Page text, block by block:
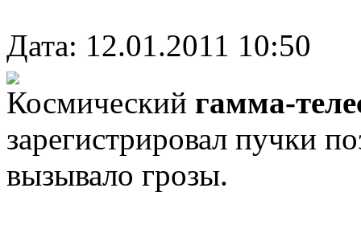
Дата: 12.01.2011 10:50
Космический гамма-
зарегистрировал пучки
вызывало грозы.